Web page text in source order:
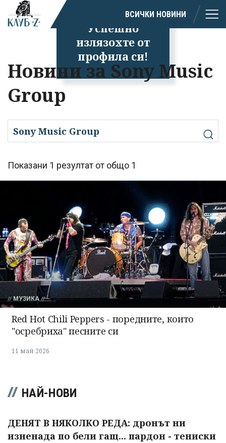
Успешно
излязохте от
профила си!
ВСИЧКИ НОВИНИ
Новини за Sony Music
Group
Показани 1 резултат от общо 1
МУЗИКА
Red Hot Chili Peppers - поредните, които
"осребриха" песните си
11 май 2026
НАЙ-НОВИ
ДЕНЯТ В НЯКОЛКО РЕДА: дронът ни
изненада по бели гащ... пардон - тениски